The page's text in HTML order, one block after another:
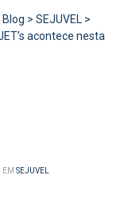
Blog > SEJUVEL >
acontece nesta
EM SEJUVEL